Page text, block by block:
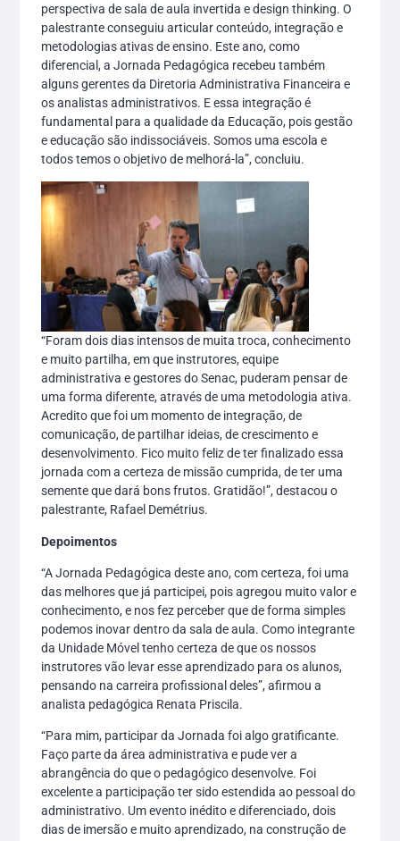
perspectiva de sala de aula invertida e design thinking. O
palestrante conseguiu articular conteúdo, integração e
metodologias ativas de ensino. Este ano, como
diferencial, a Jornada Pedagógica recebeu também
alguns gerentes da Diretoria Administrativa Financeira e
os analistas administrativos. E essa integração é
fundamental para a qualidade da Educação, pois gestão
e educação são indissociáveis. Somos uma escola e
todos temos o objetivo de melhorá-la”, concluiu.
“Foram dois dias intensos de muita troca, conhecimento
e muito partilha, em que instrutores, equipe
administrativa e gestores do Senac, puderam pensar de
uma forma diferente, através de uma metodologia ativa.
Acredito que foi um momento de integração, de
comunicação, de partilhar ideias, de crescimento e
desenvolvimento. Fico muito feliz de ter finalizado essa
jornada com a certeza de missão cumprida, de ter uma
semente que dará bons frutos. Gratidão!”, destacou o
palestrante, Rafael Demétrius.
Depoimentos
“A Jornada Pedagógica deste ano, com certeza, foi uma
das melhores que já participei, pois agregou muito valor e
conhecimento, e nos fez perceber que de forma simples
podemos inovar dentro da sala de aula. Como integrante
da Unidade Móvel tenho certeza de que os nossos
instrutores vão levar esse aprendizado para os alunos,
pensando na carreira profissional deles”, afirmou a
analista pedagógica Renata Priscila.
“Para mim, participar da Jornada foi algo gratificante.
Faço parte da área administrativa e pude ver a
abrangência do que o pedagógico desenvolve. Foi
excelente a participação ter sido estendida ao pessoal do
administrativo. Um evento inédito e diferenciado, dois
dias de imersão e muito aprendizado, na construção de